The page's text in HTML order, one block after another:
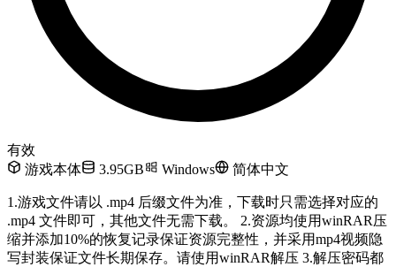
有效
游戏本体
3.95GB Windows 简体中文
1.游戏文件请以 .mp4 后缀文件为准，下载时只需选择对应的
.mp4 文件即可，其他文件无需下载。 2.资源均使用winRAR压
缩并添加10%的恢复记录保证资源完整性，并采用mp4视频隐
写封装保证文件长期保存。请使用winRAR解压 3.解压密码都